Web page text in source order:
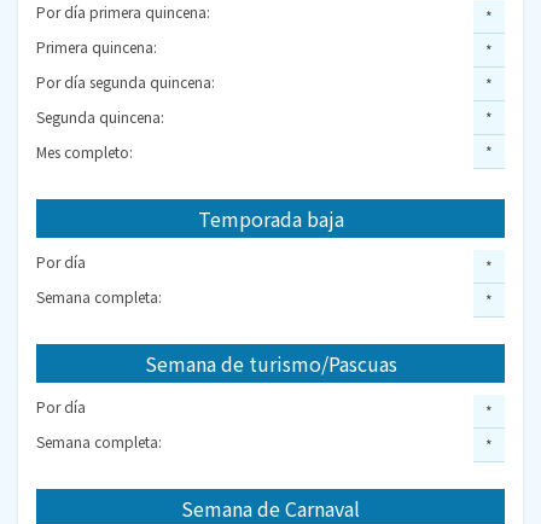
Por día primera quincena:
Primera quincena:
Por día segunda quincena:
Segunda quincena:
Mes completo:
*
*
*
*
*
Temporada baja
Por día
Semana completa:
*
*
Semana de turismo/Pascuas
Por día
Semana completa:
*
*
Semana de Carnaval